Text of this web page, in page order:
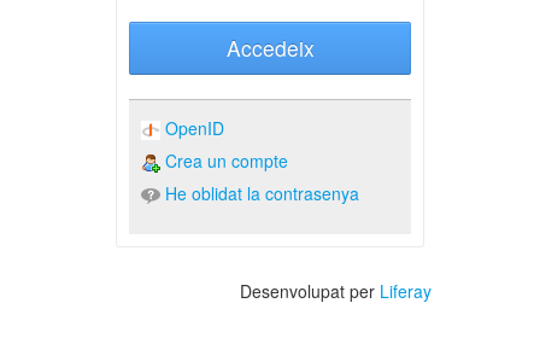
Accedeix
OpenID
Crea un compte
He oblidat la contrasenya
Desenvolupat per Liferay